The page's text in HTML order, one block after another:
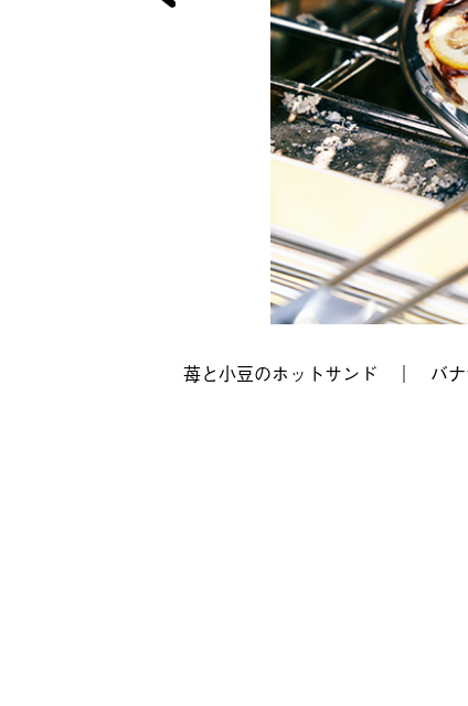
苺と小豆のホットサンド ｜ バ